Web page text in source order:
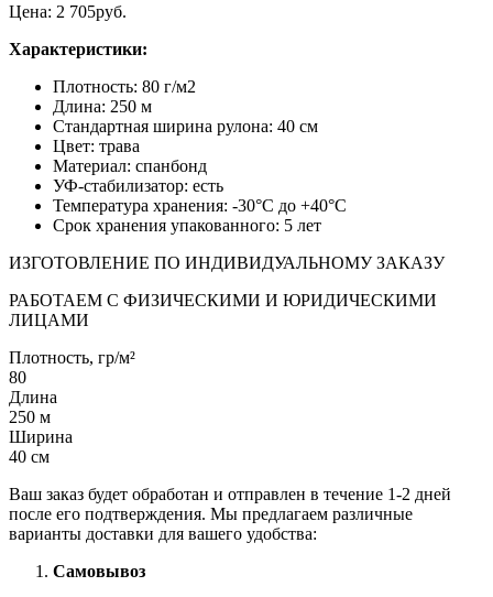
Цена: 2 705руб.
Характеристики:
Плотность: 80 г/м2
Длина: 250 м
Стандартная ширина рулона: 40 см
Цвет: трава
Материал: спанбонд
УФ-стабилизатор: есть
Температура хранения: -30°C до +40°C
Срок хранения упакованного: 5 лет
ИЗГОТОВЛЕНИЕ ПО ИНДИВИДУАЛЬНОМУ ЗАКАЗУ
РАБОТАЕМ С ФИЗИЧЕСКИМИ И ЮРИДИЧЕСКИМИ
ЛИЦАМИ
Плотность, гр/м²
80
Длина
250 м
Ширина
40 см
Ваш заказ будет обработан и отправлен в течение 1-2 дней
после его подтверждения. Мы предлагаем различные
варианты доставки для вашего удобства:
Самовывоз